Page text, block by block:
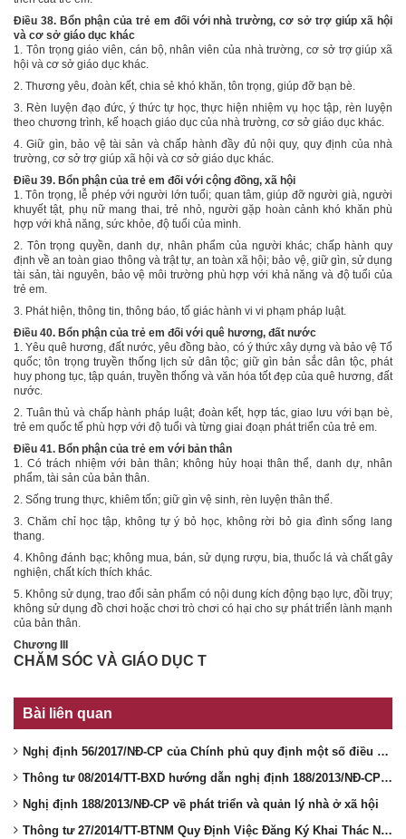
Điều 38. Bổn phận của trẻ em đối với nhà trường, cơ sở trợ giúp xã hội
và cơ sở giáo dục khác
1. Tôn trọng giáo viên, cán bộ, nhân viên của nhà trường, cơ sở trợ giúp xã
hội và cơ sở giáo dục khác.
2. Thương yêu, đoàn kết, chia sẻ khó khăn, tôn trọng, giúp đỡ bạn bè.
3. Rèn luyện đạo đức, ý thức tự học, thực hiện nhiệm vụ học tập, rèn luyện
theo chương trình, kế hoạch giáo dục của nhà trường, cơ sở giáo dục khác.
4. Giữ gìn, bảo vệ tài sản và chấp hành đầy đủ nội quy, quy định của nhà
trường, cơ sở trợ giúp xã hội và cơ sở giáo dục khác.
Điều 39. Bổn phận của trẻ em đối với cộng đồng, xã hội
1. Tôn trọng, lễ phép với người lớn tuổi; quan tâm, giúp đỡ người già, người
khuyết tật, phụ nữ mang thai, trẻ nhỏ, người gặp hoàn cảnh khó khăn phù
hợp với khả năng, sức khỏe, độ tuổi của mình.
2. Tôn trọng quyền, danh dự, nhân phẩm của người khác; chấp hành quy
định về an toàn giao thông và trật tự, an toàn xã hội; bảo vệ, giữ gìn, sử dụng
tài sản, tài nguyên, bảo vệ môi trường phù hợp với khả năng và độ tuổi của
trẻ em.
3. Phát hiện, thông tin, thông báo, tố giác hành vi vi phạm pháp luật.
Điều 40. Bổn phận của trẻ em đối với quê hương, đất nước
1.Yêu quê hương, đất nước, yêu đồng bào, có ý thức xây dựng và bảo vệ Tổ
quốc; tôn trọng truyền thống lịch sử dân tộc; giữ gìn bản sắc dân tộc, phát
huy phong tục, tập quán, truyền thống và văn hóa tốt đẹp của quê hương, đất
nước.
2. Tuân thủ và chấp hành pháp luật; đoàn kết, hợp tác, giao lưu với bạn bè,
trẻ em quốc tế phù hợp với độ tuổi và từng giai đoạn phát triển của trẻ em.
Điều 41. Bổn phận của trẻ em với bản thân
1. Có trách nhiệm với bản thân; không hủy hoại thân thể, danh dự, nhân
phẩm, tài sản của bản thân.
2. Sống trung thực, khiêm tốn; giữ gìn vệ sinh, rèn luyện thân thể.
3. Chăm chỉ học tập, không tự ý bỏ học, không rời bỏ gia đình sống lang
thang.
4. Không đánh bạc; không mua, bán, sử dụng rượu, bia, thuốc lá và chất gây
nghiện, chất kích thích khác.
5. Không sử dụng, trao đổi sản phẩm có nội dung kích động bạo lực, đồi trụy;
không sử dụng đồ chơi hoặc chơi trò chơi có hại cho sự phát triển lành mạnh
của bản thân.
Chương III
CHĂM SÓC VÀ GIÁO DỤC T
Bài liên quan
Nghị định 56/2017/NĐ-CP của Chính phủ quy định một số điều hướng dẫn thi hành Luật Trẻ em
Thông tư 08/2014/TT-BXD hướng dẫn nghị định 188/2013/NĐ-CP về nhà ở xã hội
Nghị định 188/2013/NĐ-CP về phát triển và quản lý nhà ở xã hội
Thông tư 27/2014/TT-BTNM Quy Định Việc Đăng Ký Khai Thác Nước Dưới Đất